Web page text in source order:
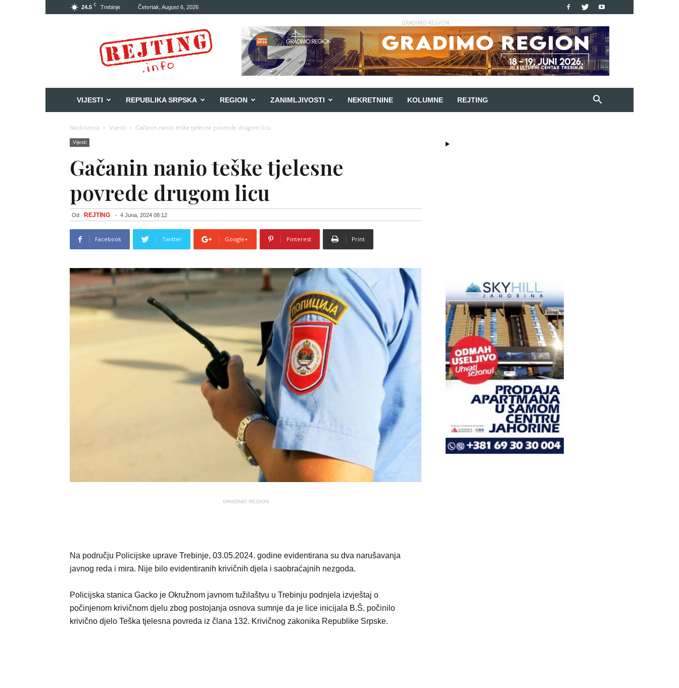
24.5 C Trebinje Četvrtak, August 6, 2026
GRADIMO REGION
VIJESTI REPUBLIKA SRPSKA REGION ZANIMLJIVOSTI NEKRETNINE KOLUMNE REJTING
Naslovnica Vijesti Gačanin nanio teške tjelesne povrede drugom licu
Vijesti
Gačanin nanio teške tjelesne
povrede drugom licu
Od REJTING - 4 Juna, 2024 08:12
Facebook Twitter Google+ Pinterest Print
GRADIMO REGION
Na području Policijske uprave Trebinje, 03.05.2024. godine evidentirana su dva narušavanja
javnog reda i mira. Nije bilo evidentiranih krivičnih djela i saobraćajnih nezgoda.
Policijska stanica Gacko je Okružnom javnom tužilaštvu u Trebinju podnjela izvještaj o
počinjenom krivičnom djelu zbog postojanja osnova sumnje da je lice inicijala B.Š. počinilo
krivično djelo Teška tjelesna povreda iz člana 132. Krivičnog zakonika Republike Srpske.